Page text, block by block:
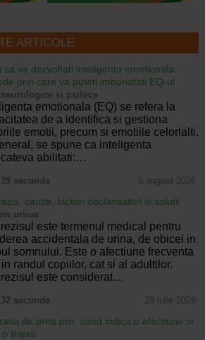
ARTICOLE
sa va dezvoltati inteligenta emotionala:
prin care va puteti imbunatati EQ-ul
si psihice
emotionala (EQ) se refera la
de a identifica si gestiona
emotii, precum si emotiile celorlalti.
se spune ca inteligenta
abilitati:…
secunde 6 august 2026
cauze, factori declansatori si solutii
urinar
este termenul medical pentru
accidentala de urina, de obicei in
somnului. Este o afectiune frecventa
in randul copiilor, cat si al adultilor.
este considerat…
secunde 28 iulie 2026
de prea plin: cand indica o afectiune si
o tratati